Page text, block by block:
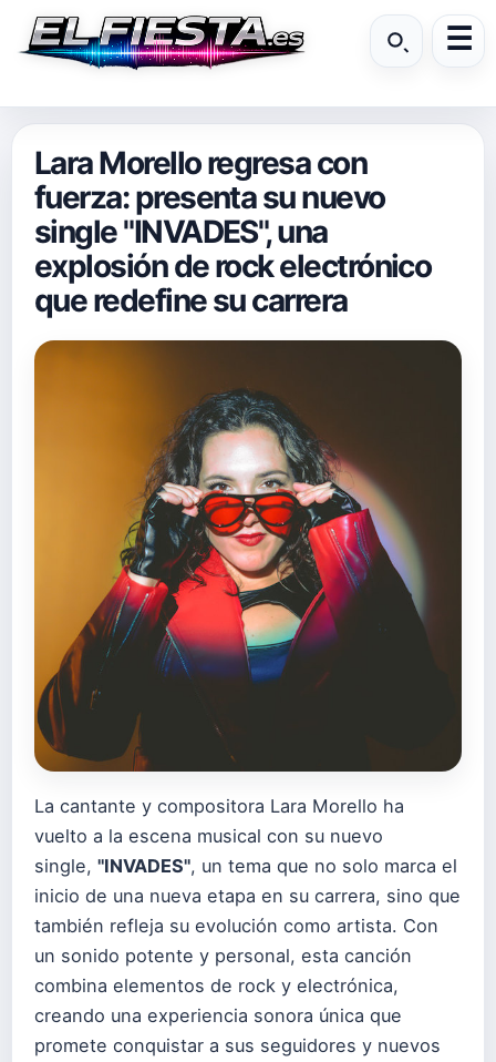
Lara Morello regresa con
fuerza: presenta su nuevo
single "INVADES", una
explosión de rock electrónico
que redefine su carrera
La cantante y compositora Lara Morello ha
vuelto a la escena musical con su nuevo
single, "INVADES", un tema que no solo marca el
inicio de una nueva etapa en su carrera, sino que
también refleja su evolución como artista. Con
un sonido potente y personal, esta canción
combina elementos de rock y electrónica,
creando una experiencia sonora única que
promete conquistar a sus seguidores y nuevos